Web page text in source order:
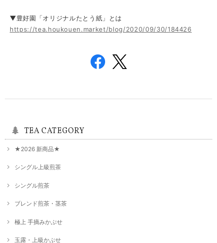
▼豊好園「オリジナルたとう紙」とは
https://tea.houkouen.market/blog/2020/09/30/184426
TEA CATEGORY
★2026 新商品★
シングル上級煎茶
シングル煎茶
ブレンド煎茶・茎茶
極上 手摘みかぶせ
玉露・上級かぶせ